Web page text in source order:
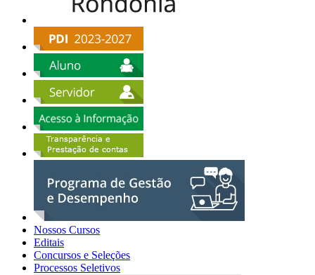
Nossos Cursos
Editais
Concursos e Seleções
Processos Seletivos